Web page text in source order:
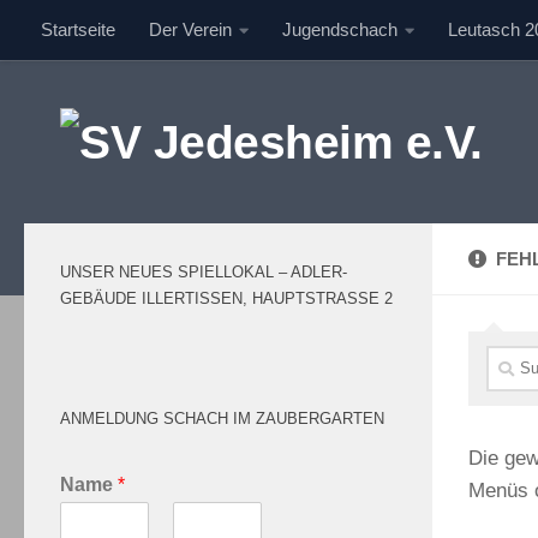
Unter dem Inhalt
Startseite Der Verein Jugendschach Leutasch
Die
Menüs
UNSER NEUES SPIELLOKAL – ADLER-
GEBÄUDE ILLERTISSEN, HAUPTSTRASSE 2
ANMELDUNG SCHACH IM ZAUBERGARTEN
Name *